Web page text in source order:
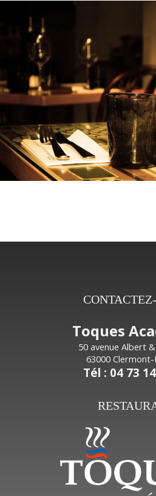
Toques
50 avenue Albert
63000
Tél : 04 73